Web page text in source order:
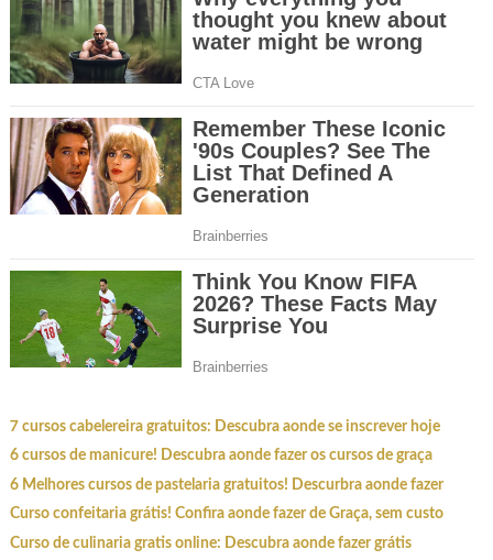
7 cursos cabelereira gratuitos: Descubra aonde se inscrever hoje
6 cursos de manicure! Descubra aonde fazer os cursos de graça
6 Melhores cursos de pastelaria gratuitos! Descurbra aonde fazer
Curso confeitaria grátis! Confira aonde fazer de Graça, sem custo
Curso de culinaria gratis online: Descubra aonde fazer grátis